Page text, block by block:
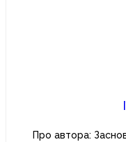
Про автора: